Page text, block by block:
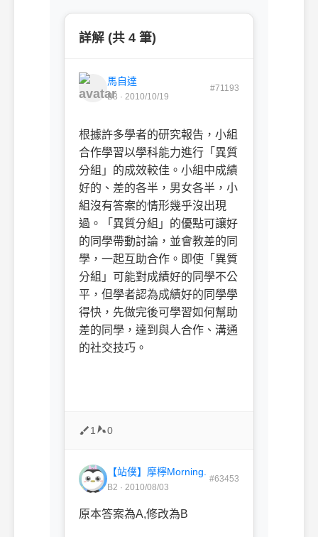
詳解 (共 4 筆)
馬自達
B3 · 2010/10/19
#71193
根據許多學者的研究報告，小組
合作學習以學科能力進行「異質
分組」的成效較佳。小組中成績
好的、差的各半，男女各半，小
組沒有答案的情形幾乎沒出現
過。「異質分組」的優點可讓好
的同學帶動討論，並會教差的同
學，一起互助合作。即使「異質
分組」可能對成績好的同學不公
平，但學者認為成績好的同學學
得快，先做完後可學習如何幫助
差的同學，達到與人合作、溝通
的社交技巧。
1 0
【站僕】摩檸Morning.
B2 · 2010/08/03
#63453
原本答案為A,修改為B